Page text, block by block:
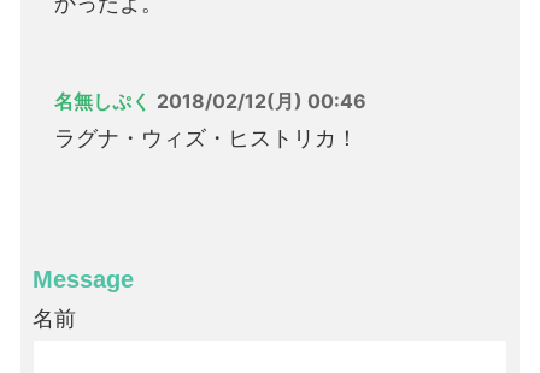
名無しぷく 2018/02/12(月) 00:46
ラグナ・ウィズ・ヒストリカ！
Message
名前